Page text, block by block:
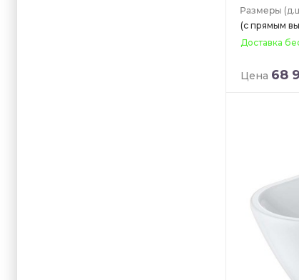
(с прямым
Доставка
Цена 68